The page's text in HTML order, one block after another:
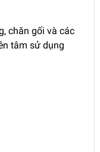
chăn gối và các
tâm sử dụng